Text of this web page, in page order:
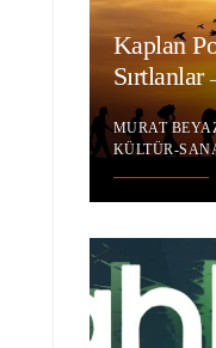
Kaplan
Sırtlanlar
MURAT
KÜLTÜR-